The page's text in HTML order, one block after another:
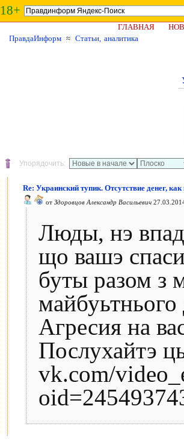
18+
ГЛАВНАЯ
ПравдаИнформ ≈ Статьи, аналитика
Упорядочить:
Re: Украинский тупик. Отсутствие денег,
от Здоровцов Александр Васильевич
Люды, нэ
що вашэ
буты разом з
Агресия на
Послухайтэ
vk.com/